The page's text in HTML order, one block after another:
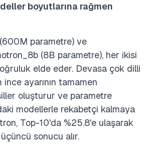
boyutlarına rağmen
parametre) ve
(8B parametre), her ikisi
elde eder. Devasa çok dilli
ayarının tamamen
oluşturur ve parametre
modellerle rekabetçi kalmaya
Top-10'da %25.8'e ulaşarak
sonucu alır.